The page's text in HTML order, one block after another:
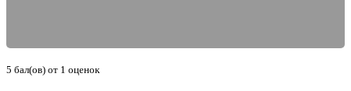
5 бал(ов) от 1 оценок